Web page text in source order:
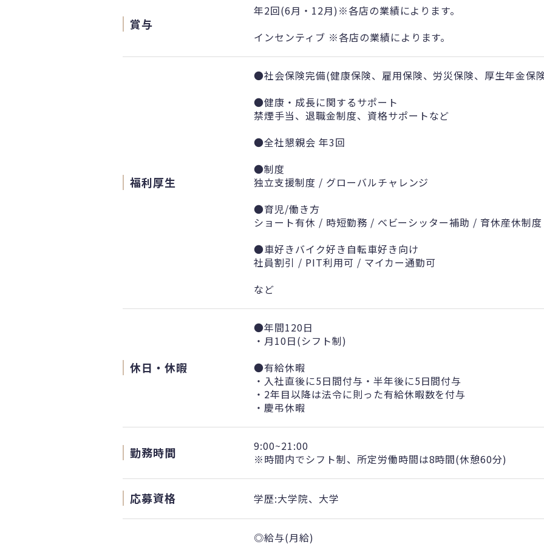
賞与
年2回(6月・12月)※各店の業績によります。
インセンティブ ※各店の業績によります。
福利厚生
●社会保険完備(健康保険、雇用保険、労災保険、厚生年金保
●健康・成長に関するサポート
禁煙手当、退職金制度、資格サポートなど
●全社懇親会 年3回
●制度
独立支援制度 / グローバルチャレンジ
●育児/働き方
ショート有休 / 時短勤務 / べビーシッター補助 / 育休産休制度
●車好きバイク好き自転車好き向け
社員割引 / PIT利用可 / マイカー通勤可
など
休日・休暇
●年間120日
・月10日(シフト制)
●有給休暇
・入社直後に5日間付与・半年後に5日間付与
・2年目以降は法令に則った有給休暇数を付与
・慶弔休暇
勤務時間
9:00~21:00
※時間内でシフト制、所定労働時間は8時間(休憩60分)
応募資格 学歴:大学院、大学
◎給与(月給)